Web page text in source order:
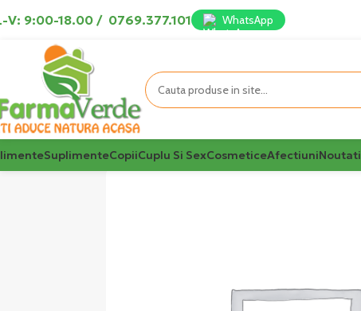
V: 9:00-18.00 / 0769.377.101 WhatsApp
SuplimenteCopiiCuplu Si SexCosmeticeAfectiuniNoutati